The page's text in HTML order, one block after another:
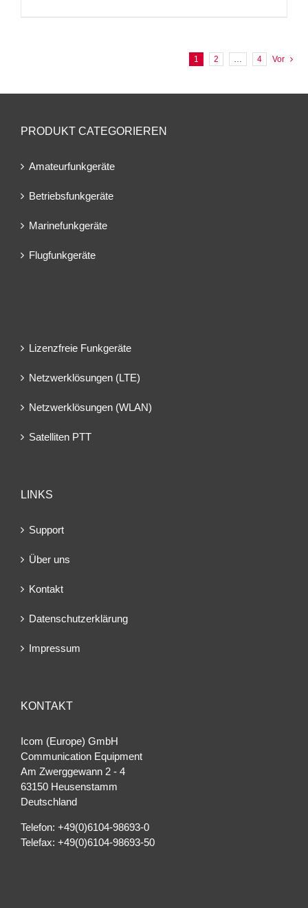
1 2 4 Vor
PRODUKT CATEGORIEREN
Amateurfunkgeräte
Betriebsfunkgeräte
Marinefunkgeräte
Flugfunkgeräte
Lizenzfreie Funkgeräte
Netzwerklösungen (LTE)
Netzwerklösungen (WLAN)
Satelliten PTT
LINKS
Support
Über uns
Kontakt
Datenschutzerklärung
Impressum
KONTAKT
Icom (Europe) GmbH
Communication Equipment
Am Zwerggewann 2 ‐ 4
63150 Heusenstamm
Deutschland
Telefon: +49(0)6104-98693-0
Telefax: +49(0)6104-98693-50